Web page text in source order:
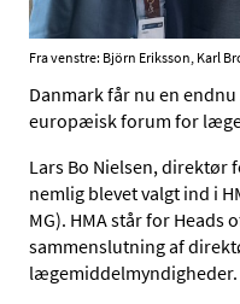
Fra venstre: Björn Eriksson, Karl
Danmark får nu en
europæisk forum for
Lars Bo Nielsen,
nemlig blevet valgt ind i
MG). HMA står for Heads
sammenslutning af
lægemiddelmyndigheder.